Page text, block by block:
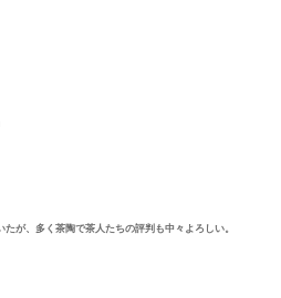
が、多く茶陶で茶人たちの評判も中々よろしい。